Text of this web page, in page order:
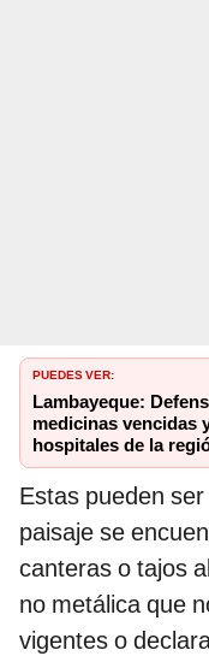
PUEDES VER:
Lambayeque:
medicinas vencidas
hospitales de la
Estas pueden
paisaje se
canteras o tajos
no metálica que
vigentes o